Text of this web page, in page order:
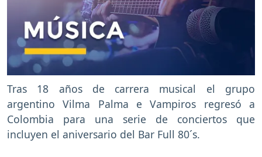
Tras 18 años de carrera musical el grupo
argentino Vilma Palma e Vampiros regresó a
Colombia para una serie de conciertos que
incluyen el aniversario del Bar Full 80´s.